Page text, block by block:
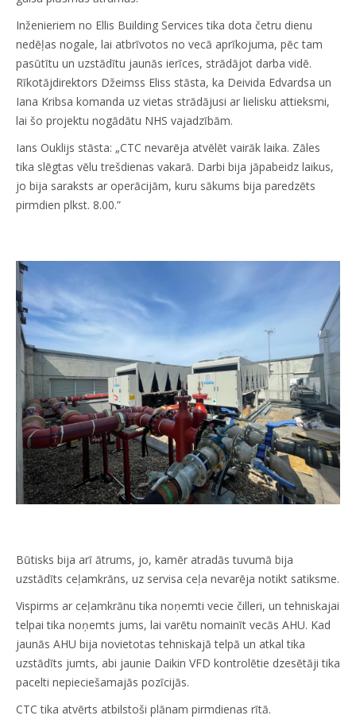
Inženieriem no Ellis Building Services tika dota četru dienu
nedēļas nogale, lai atbrīvotos no vecā aprīkojuma, pēc tam
pasūtītu un uzstādītu jaunās ierīces, strādājot darba vidē.
Rīkotājdirektors Džeimss Eliss stāsta, ka Deivida Edvardsa un
Iana Kribsa komanda uz vietas strādājusi ar lielisku attieksmi,
lai šo projektu nogādātu NHS vajadzībām.
Ians Ouklijs stāsta: „CTC nevarēja atvēlēt vairāk laika. Zāles
tika slēgtas vēlu trešdienas vakarā. Darbi bija jāpabeidz laikus,
jo bija saraksts ar operācijām, kuru sākums bija paredzēts
pirmdien plkst. 8.00.”
Būtisks bija arī ātrums, jo, kamēr atradās tuvumā bija
uzstādīts ceļamkrāns, uz servisa ceļa nevarēja notikt satiksme.
Vispirms ar ceļamkrānu tika noņemti vecie čilleri, un tehniskajai
telpai tika noņemts jums, lai varētu nomainīt vecās AHU. Kad
jaunās AHU bija novietotas tehniskajā telpā un atkal tika
uzstādīts jumts, abi jaunie Daikin VFD kontrolētie dzesētāji tika
pacelti nepieciešamajās pozīcijās.
CTC tika atvērts atbilstoši plānam pirmdienas rītā.